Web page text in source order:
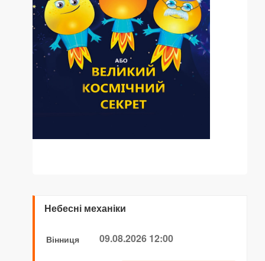
Небесні механіки
Вінниця 09.08.2026 12:00